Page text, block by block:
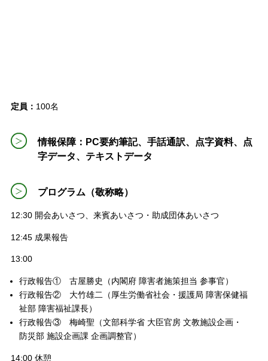
定員： 100名
情報保障：PC要約筆記、手話通訳、点字資料、点
字データ、テキストデータ
プログラム（敬称略）
12:30 開会あいさつ、来賓あいさつ・助成団体あいさつ
12:45 成果報告
13:00
行政報告① 古屋勝史（内閣府 障害者施策担当 参事官）
行政報告② 大竹雄二（厚生労働省社会・援護局 障害保健福
祉部 障害福祉課長）
行政報告③ 梅崎聖（文部科学省 大臣官房 文教施設企画・
防災部 施設企画課 企画調整官）
14:00 休憩